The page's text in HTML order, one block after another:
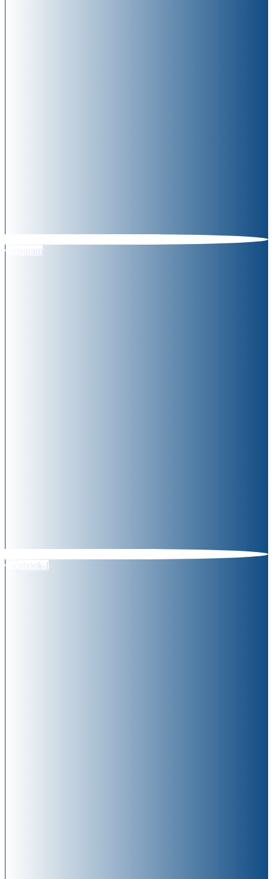
Instagram
Facebook-f